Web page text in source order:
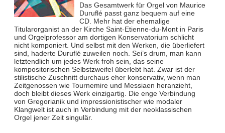
Das Gesamtwerk für Orgel von Maurice
Duruflé passt ganz bequem auf eine
CD. Mehr hat der ehemalige
Titularorganist an der Kirche Saint-Etienne-du-Mont in Paris
und Orgelprofessor am dortigen Konservatorium schlicht
nicht komponiert. Und selbst mit den Werken, die überliefert
sind, haderte Duruflé zuweilen noch. Sei’s drum, man kann
letztendlich um jedes Werk froh sein, das seine
kompositorischen Selbstzweifel überlebt hat. Zwar ist der
stilistische Zuschnitt durchaus eher konservativ, wenn man
Zeitgenossen wie Tournemire und Messiaen heranzieht,
doch bleibt dieses Werk einzigartig. Die enge Verbindung
von Gregorianik und impressionistischer wie modaler
Klangwelt ist auch in Verbindung mit der neoklassischen
Orgel jener Zeit singulär.